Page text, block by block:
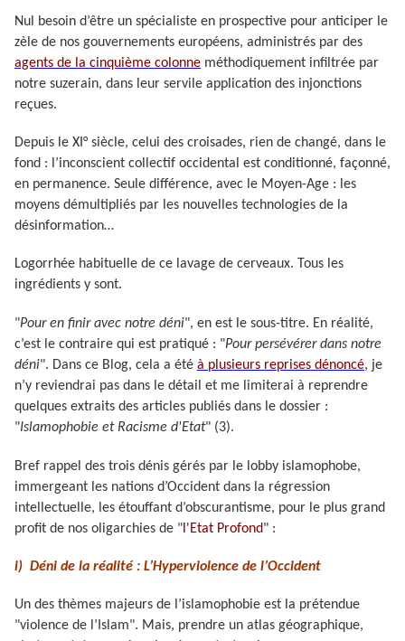
Nul besoin d’être un spécialiste en prospective pour anticiper le
zèle de nos gouvernements européens, administrés par des
agents de la cinquième colonne méthodiquement infiltrée par
notre suzerain, dans leur servile application des injonctions
reçues.
Depuis le XI° siècle, celui des croisades, rien de changé, dans le
fond : l’inconscient collectif occidental est conditionné, façonné,
en permanence. Seule différence, avec le Moyen-Age : les
moyens démultipliés par les nouvelles technologies de la
désinformation…
Logorrhée habituelle de ce lavage de cerveaux. Tous les
ingrédients y sont.
"Pour en finir avec notre déni", en est le sous-titre. En réalité,
c’est le contraire qui est pratiqué : "Pour persévérer dans notre
déni". Dans ce Blog, cela a été à plusieurs reprises dénoncé, je
n’y reviendrai pas dans le détail et me limiterai à reprendre
quelques extraits des articles publiés dans le dossier :
"Islamophobie et Racisme d'Etat" (3).
Bref rappel des trois dénis gérés par le lobby islamophobe,
immergeant les nations d’Occident dans la régression
intellectuelle, les étouffant d’obscurantisme, pour le plus grand
profit de nos oligarchies de " l'Etat Profond" :
i) Déni de la réalité : L’Hyperviolence de l’Occident
Un des thèmes majeurs de l’islamophobie est la prétendue
"violence de l’Islam". Mais, prendre un atlas géographique,